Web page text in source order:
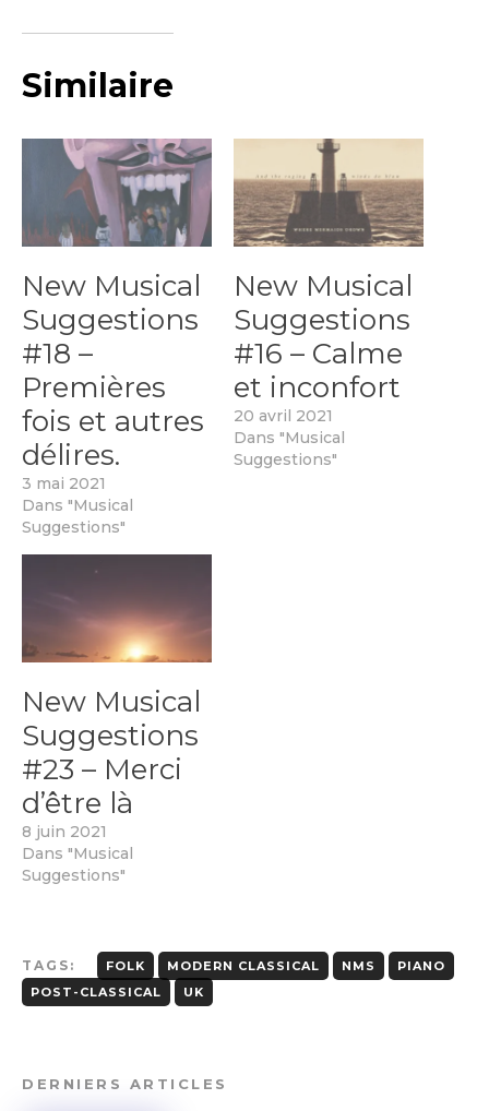
g
e
…
Similaire
New Musical
Suggestions
#18 –
Premières
fois et autres
délires.
3 mai 2021
Dans "Musical
Suggestions"
New Musical
Suggestions
#16 – Calme
et inconfort
20 avril 2021
Dans "Musical
Suggestions"
New Musical
Suggestions
#23 – Merci
d’être là
8 juin 2021
Dans "Musical
Suggestions"
TAGS: FOLK MODERN CLASSICAL NMS
PIANO
POST-CLASSICAL
UK
DERNIERS ARTICLES